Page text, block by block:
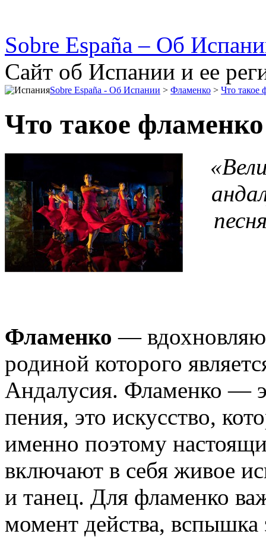
Sobre España – Об
Сайт об Испании и ее
Sobre España - Об Испании > Фламенко > Что такое
Что такое
Фламенко —
родиной которого
Андалусия. Фламенко —
пения, это искусство,
именно поэтому
включают в себя живое
и танец. Для фламенко
момент действа,